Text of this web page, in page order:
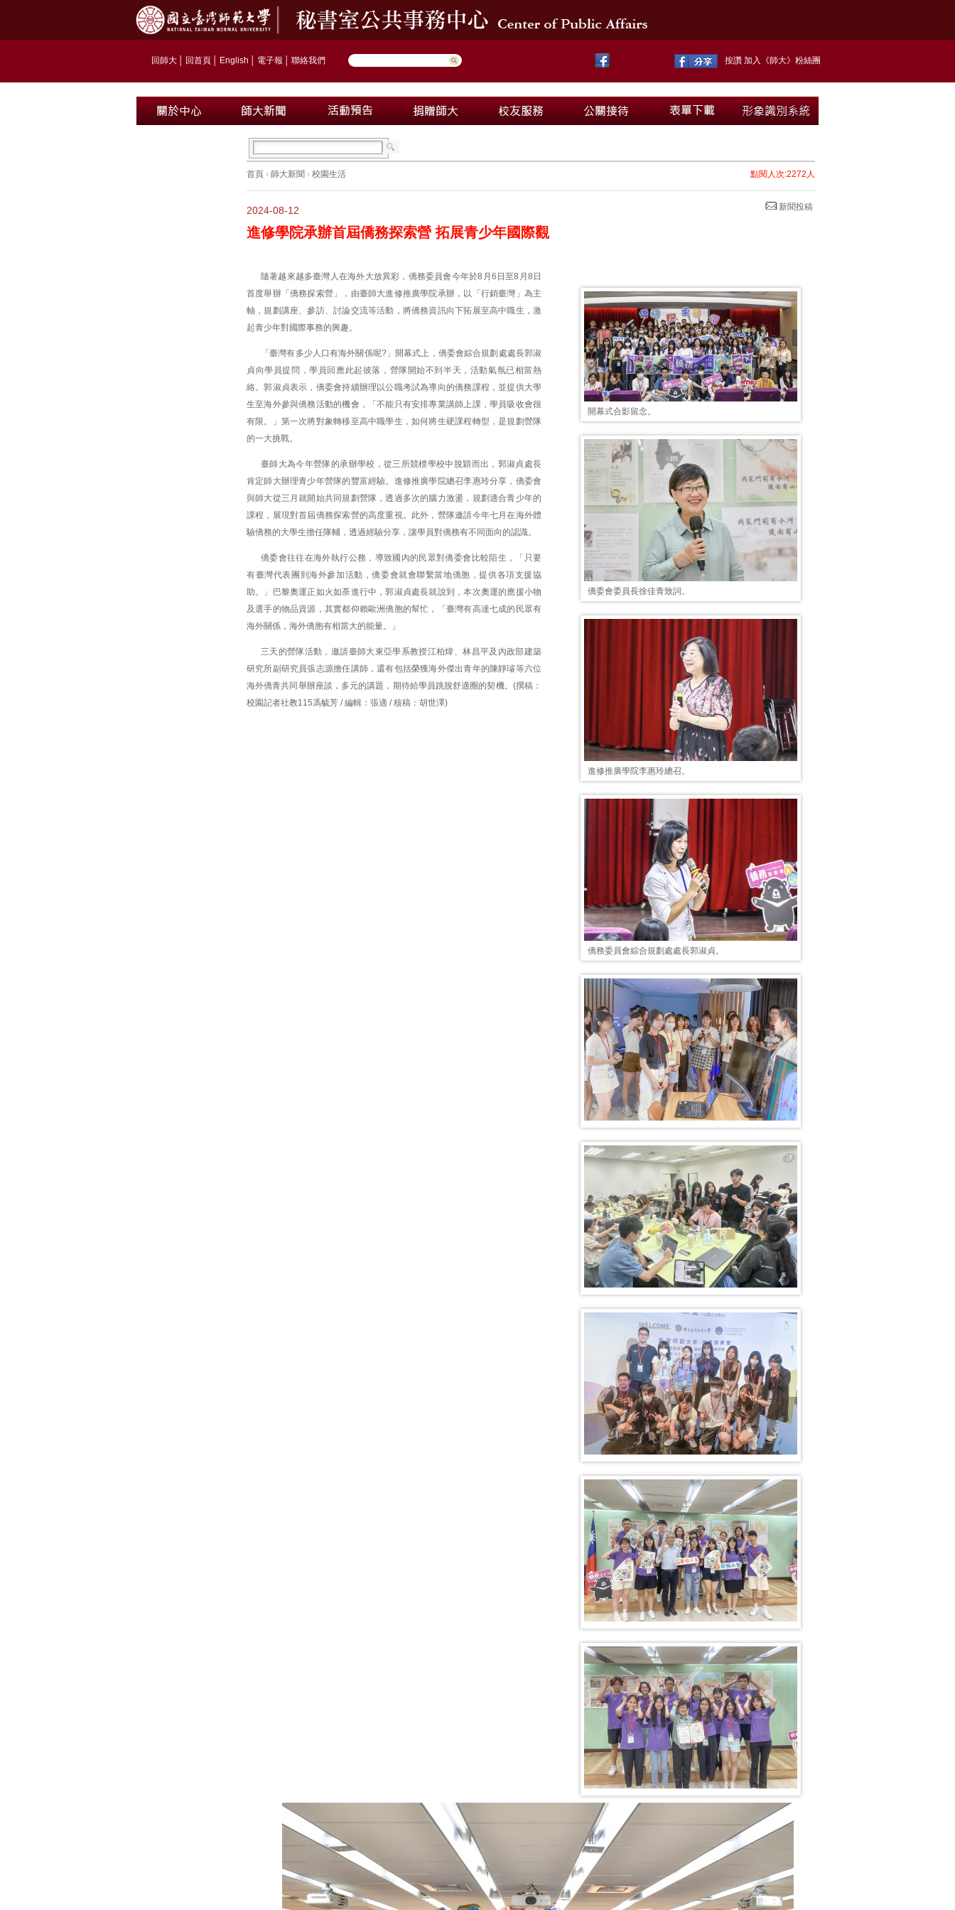
回師大 回首頁 English 電子報 聯絡我們 按讚 加入《師大》粉絲團
首頁 › 師大新聞 › 校園生活 點閱人次:2272人
新聞投稿
2024-08-12
進修學院承辦首屆僑務探索營 拓展青少年國際觀
開幕式合影留念。
僑委會委員長徐佳青致詞。
進修推廣學院李惠玲總召。
僑務委員會綜合規劃處處長郭淑貞。
隨著越來越多臺灣人在海外大放異彩，僑務委員會今年於8月6日至8月8日
首度舉辦「僑務探索營」，由臺師大進修推廣學院承辦，以「行銷臺灣」為主
軸，規劃講座、參訪、討論交流等活動，將僑務資訊向下拓展至高中職生，激
起青少年對國際事務的興趣。
「臺灣有多少人口有海外關係呢?」開幕式上，僑委會綜合規劃處處長郭淑
貞向學員提問，學員回應此起彼落，營隊開始不到半天，活動氣氛已相當熱
絡。郭淑貞表示，僑委會持續辦理以公職考試為導向的僑務課程，並提供大學
生至海外參與僑務活動的機會，「不能只有安排專業講師上課，學員吸收會很
有限。」第一次將對象轉移至高中職學生，如何將生硬課程轉型，是規劃營隊
的一大挑戰。
臺師大為今年營隊的承辦學校，從三所競標學校中脫穎而出，郭淑貞處長
肯定師大辦理青少年營隊的豐富經驗。進修推廣學院總召李惠玲分享，僑委會
與師大從三月就開始共同規劃營隊，透過多次的腦力激盪，規劃適合青少年的
課程，展現對首屆僑務探索營的高度重視。此外，營隊邀請今年七月在海外體
驗僑務的大學生擔任隊輔，透過經驗分享，讓學員對僑務有不同面向的認識。
僑委會往往在海外執行公務，導致國內的民眾對僑委會比較陌生，「只要
有臺灣代表團到海外參加活動，僑委會就會聯繫當地僑胞，提供各項支援協
助。」巴黎奧運正如火如荼進行中，郭淑貞處長就說到，本次奧運的應援小物
及選手的物品資源，其實都仰賴歐洲僑胞的幫忙，「臺灣有高達七成的民眾有
海外關係，海外僑胞有相當大的能量。」
三天的營隊活動，邀請臺師大東亞學系教授江柏煒、林昌平及內政部建築
研究所副研究員張志源擔任講師，還有包括榮獲海外傑出青年的陳靜璿等六位
海外僑青共同舉辦座談，多元的講題，期待給學員跳脫舒適圈的契機。(撰稿：
校園記者社教115馮毓芳 / 編輯：張適 / 核稿：胡世澤)